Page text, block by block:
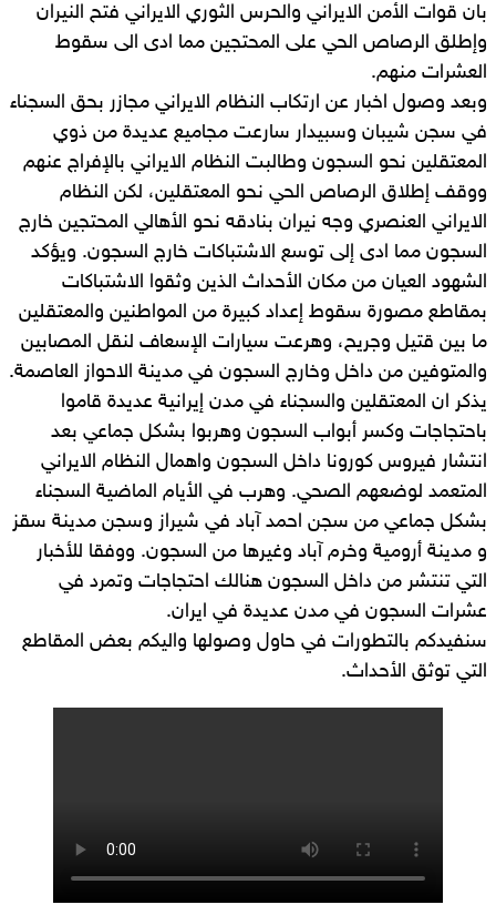
بان قوات الأمن الايراني والحرس الثوري الايراني فتح النيران
وإطلق الرصاص الحي على المحتجين مما ادى الى سقوط
العشرات منهم.
وبعد وصول اخبار عن ارتكاب النظام الايراني مجازر بحق السجناء
في سجن شيبان وسبيدار سارعت مجاميع عديدة من ذوي
المعتقلين نحو السجون وطالبت النظام الايراني بالإفراج عنهم
ووقف إطلاق الرصاص الحي نحو المعتقلين، لكن النظام
الايراني العنصري وجه نيران بنادقه نحو الأهالي المحتجين خارج
السجون مما ادى إلى توسع الاشتباكات خارج السجون. ويؤكد
الشهود العيان من مكان الأحداث الذين وثقوا الاشتباكات
بمقاطع مصورة سقوط إعداد كبيرة من المواطنين والمعتقلين
ما بين قتيل وجريح، وهرعت سيارات الإسعاف لنقل المصابين
والمتوفين من داخل وخارج السجون في مدينة الاحواز العاصمة.
يذكر ان المعتقلين والسجناء في مدن إيرانية عديدة قاموا
باحتجاجات وكسر أبواب السجون وهربوا بشكل جماعي بعد
انتشار فيروس كورونا داخل السجون واهمال النظام الايراني
المتعمد لوضعهم الصحي. وهرب في الأيام الماضية السجناء
بشكل جماعي من سجن احمد آباد في شيراز وسجن مدينة سقز
و مدينة أرومية وخرم آباد وغيرها من السجون. ووفقا للأخبار
التي تنتشر من داخل السجون هنالك احتجاجات وتمرد في
عشرات السجون في مدن عديدة في ايران.
سنفيدكم بالتطورات في حاول وصولها واليكم بعض المقاطع
التي توثق الأحداث.